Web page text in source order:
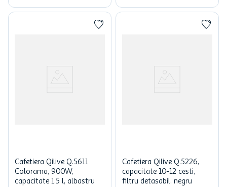
Cafetiera Qilive Q.5611
Colorama, 900W,
capacitate 1.5 l, albastru
Cafetiera Qilive Q.5226,
capacitate 10-12 cesti,
filtru detasabil, negru